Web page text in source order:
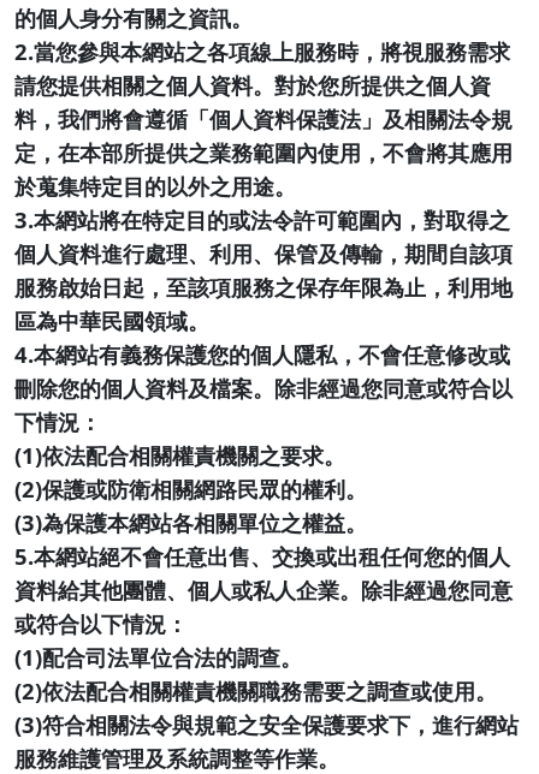
的個人身分有關之資訊。
2.當您參與本網站之各項線上服務時，將視服務需求
請您提供相關之個人資料。對於您所提供之個人資
料，我們將會遵循「個人資料保護法」及相關法令規
定，在本部所提供之業務範圍內使用，不會將其應用
於蒐集特定目的以外之用途。
3.本網站將在特定目的或法令許可範圍內，對取得之
個人資料進行處理、利用、保管及傳輸，期間自該項
服務啟始日起，至該項服務之保存年限為止，利用地
區為中華民國領域。
4.本網站有義務保護您的個人隱私，不會任意修改或
刪除您的個人資料及檔案。除非經過您同意或符合以
下情況：
(1)依法配合相關權責機關之要求。
(2)保護或防衛相關網路民眾的權利。
(3)為保護本網站各相關單位之權益。
5.本網站絕不會任意出售、交換或出租任何您的個人
資料給其他團體、個人或私人企業。除非經過您同意
或符合以下情況：
(1)配合司法單位合法的調查。
(2)依法配合相關權責機關職務需要之調查或使用。
(3)符合相關法令與規範之安全保護要求下，進行網站
服務維護管理及系統調整等作業。